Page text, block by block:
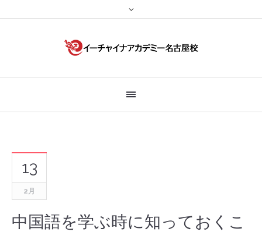
13
2月
中国語を学ぶ時に知っておくこ